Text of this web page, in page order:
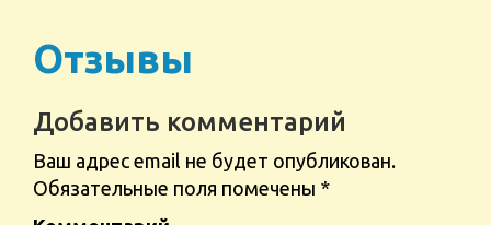
Отзывы
Добавить комментарий
Ваш адрес email не будет опубликован.
Обязательные поля помечены *